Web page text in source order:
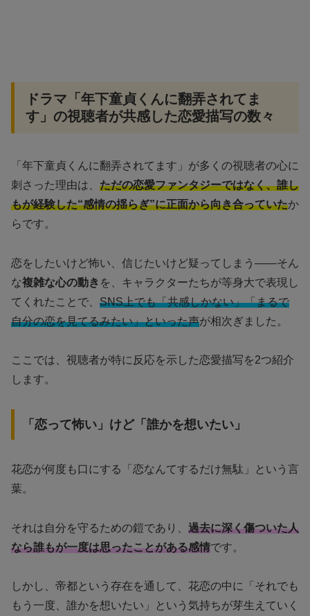
ドラマ「年下童貞くんに翻弄されてま
す」の視聴者が共感した恋愛描写の数々
「年下童貞くんに翻弄されてます」が多くの視聴者の心に
刺さった理由は、 ただの恋愛ファンタジーではなく、誰し
もが経験した“感情の揺らぎ”に正面から向き合っていたか
らです。
恋をしたいけど怖い、信じたいけど疑ってしまう——そん
な複雑な心の動き を、キャラクターたちが等身大で表現し
てくれたことで、 SNS上でも「共感しかない」「まるで
自分の恋を見てるみたい」といった声が相次ぎました。
ここでは、視聴者が特に反応を示した恋愛描写を2つ紹介
します。
「恋って怖い」けど「誰かを想いたい」
花恋が何度も口にする「恋なんてするだけ無駄」という言
葉。
それは自分を守るための鎧であり、 過去に深く傷ついた人
なら誰もが一度は思ったことがある感情です。
しかし、帝都という存在を通して、花恋の中に「それでも
もう一度、誰かを想いたい」という気持ちが芽生えていく